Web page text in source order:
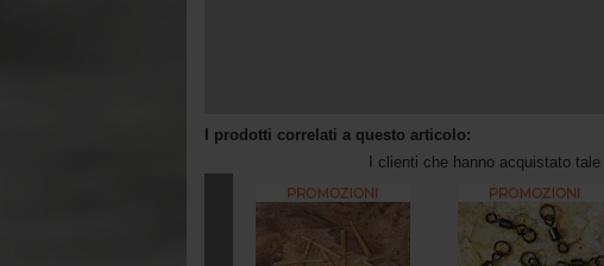
I prodotti correlati a questo articolo:
I clienti che hanno acquistato